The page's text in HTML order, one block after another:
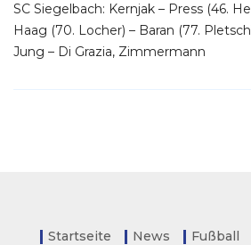
SC Siegelbach: Kernjak – Press (46.
Haag (70. Locher) – Baran (77.
Jung – Di Grazia, Zimmermann
Startseite News Fußball